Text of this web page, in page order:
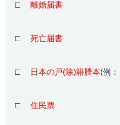
□ 離婚届書
□ 死亡届書
□ 日本の戸(除)籍謄本(例
□ 住民票